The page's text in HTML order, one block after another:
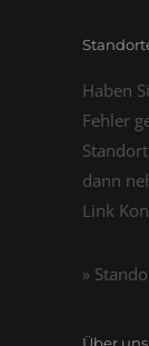
Haben
Fehler
dann
Link
»